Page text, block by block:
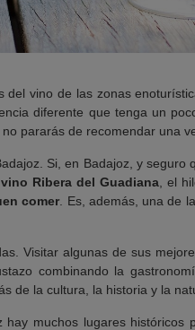
vino de las zonas
diferente que tenga un
pararás de recomendar una
Si, en Badajoz, y
Ribera del Guadiana, el
comer . Es, además, una de
Visitar algunas de sus
combinando la
de la cultura, la historia y la
muchos lugares